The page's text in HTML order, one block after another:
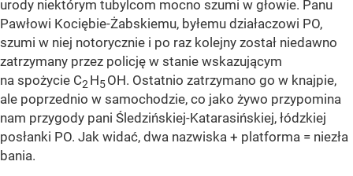
urody niektórym tubylcom mocno szumi w głowie. Panu
Pawłowi Kociębie-Żabskiemu, byłemu działaczowi PO,
szumi w niej notorycznie i po raz kolejny został niedawno
zatrzymany przez policję w stanie wskazującym
na spożycie C2 H5OH. Ostatnio zatrzymano go w knajpie,
ale poprzednio w samochodzie, co jako żywo przypomina
nam przygody pani Śledzińskiej-Katarasińskiej, łódzkiej
posłanki PO. Jak widać, dwa nazwiska + platforma = niezła
bania.